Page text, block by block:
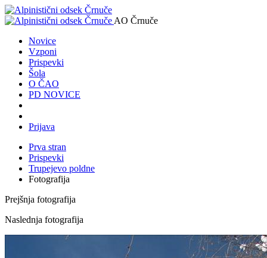
AO Črnuče
Novice
Vzponi
Prispevki
Šola
O ČAO
PD NOVICE
Prijava
Prva stran
Prispevki
Trupejevo poldne
Fotografija
Prejšnja fotografija
Naslednja fotografija